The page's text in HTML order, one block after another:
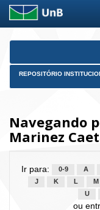
Skip
REPOSITÓRIO
Navegando
Marinez
Ir para: 0-9 A
J
K L M
U
ou